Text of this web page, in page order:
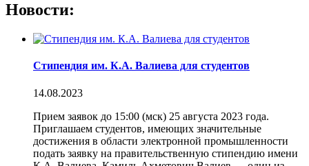
Новости:
Стипендия им. К.А. Валиева для студентов
14.08.2023
Прием заявок до 15:00 (мск) 25 августа 2023 года.
Приглашаем студентов, имеющих значительные
достижения в области электронной промышленности
подать заявку на правительственную стипендию имени